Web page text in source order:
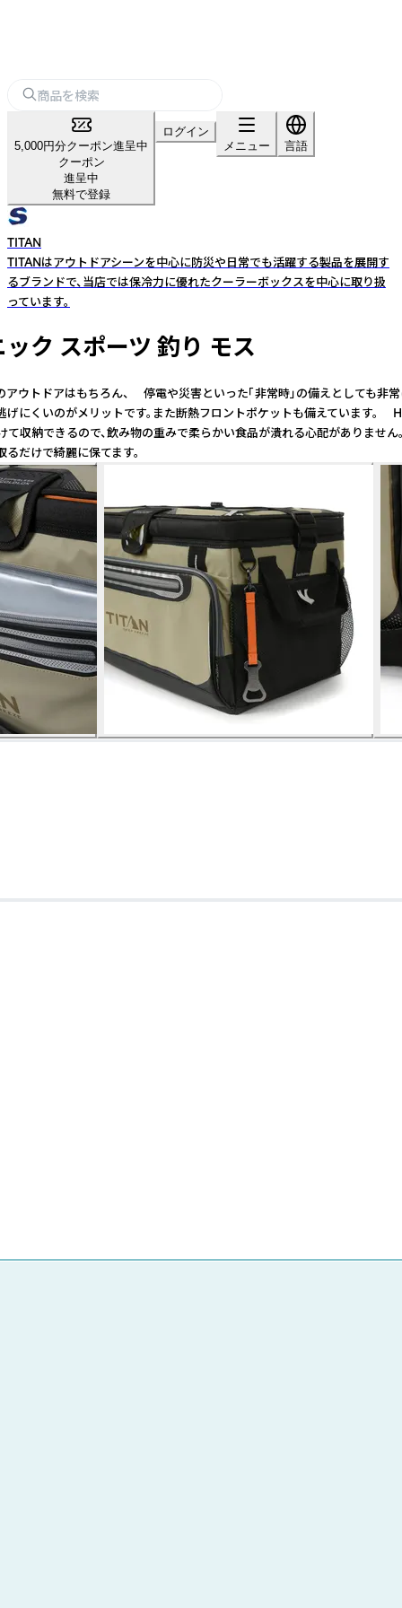
5,000円分クーポン進呈中
クーポン
進呈中
無料で登録
ログイン
メニュー
言語
TITAN
TITANはアウトドアシーンを中心に防災や日常でも活躍する製品を展開す
るブランドで、当店では保冷力に優れたクーラーボックスを中心に取り扱
っています。
ク スポーツ 釣り モス
ドアはもちろん、 停電や災害といった「非常時」の備えとし
いのがメリットです。また断熱フロントポケットも備えていま
収納できるので、飲み物の重みで柔らかい食品が潰れる心配が
だけで綺麗に保てます。